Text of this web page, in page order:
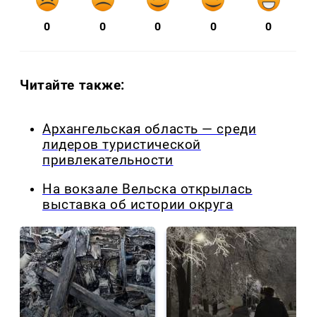
0 0 0 0 0
Читайте также:
Архангельская область — среди
лидеров туристической
привлекательности
На вокзале Вельска открылась
выставка об истории округа